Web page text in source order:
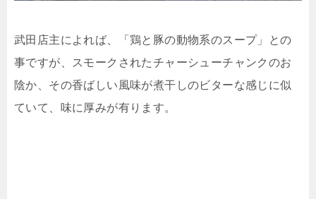
武田店主によれば、「鶏と豚の動物系のスープ」との
事ですが、スモークされたチャーシューチャンクのお
陰か、その香ばしい風味が煮干しのビターな感じに似
ていて、味に厚みが有ります。